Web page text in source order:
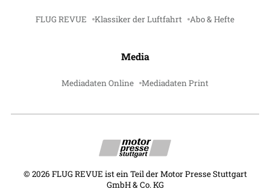
FLUG REVUE Klassiker der Luftfahrt Abo & Hefte
Media
Mediadaten Online Mediadaten Print
© 2026 FLUG REVUE ist ein Teil der Motor Presse Stuttgart
GmbH & Co. KG